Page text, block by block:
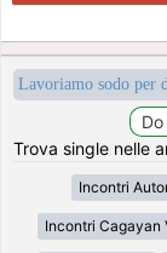
Lavoriamo sodo per
Trova single nelle
Incontri
Incontri Cagayan